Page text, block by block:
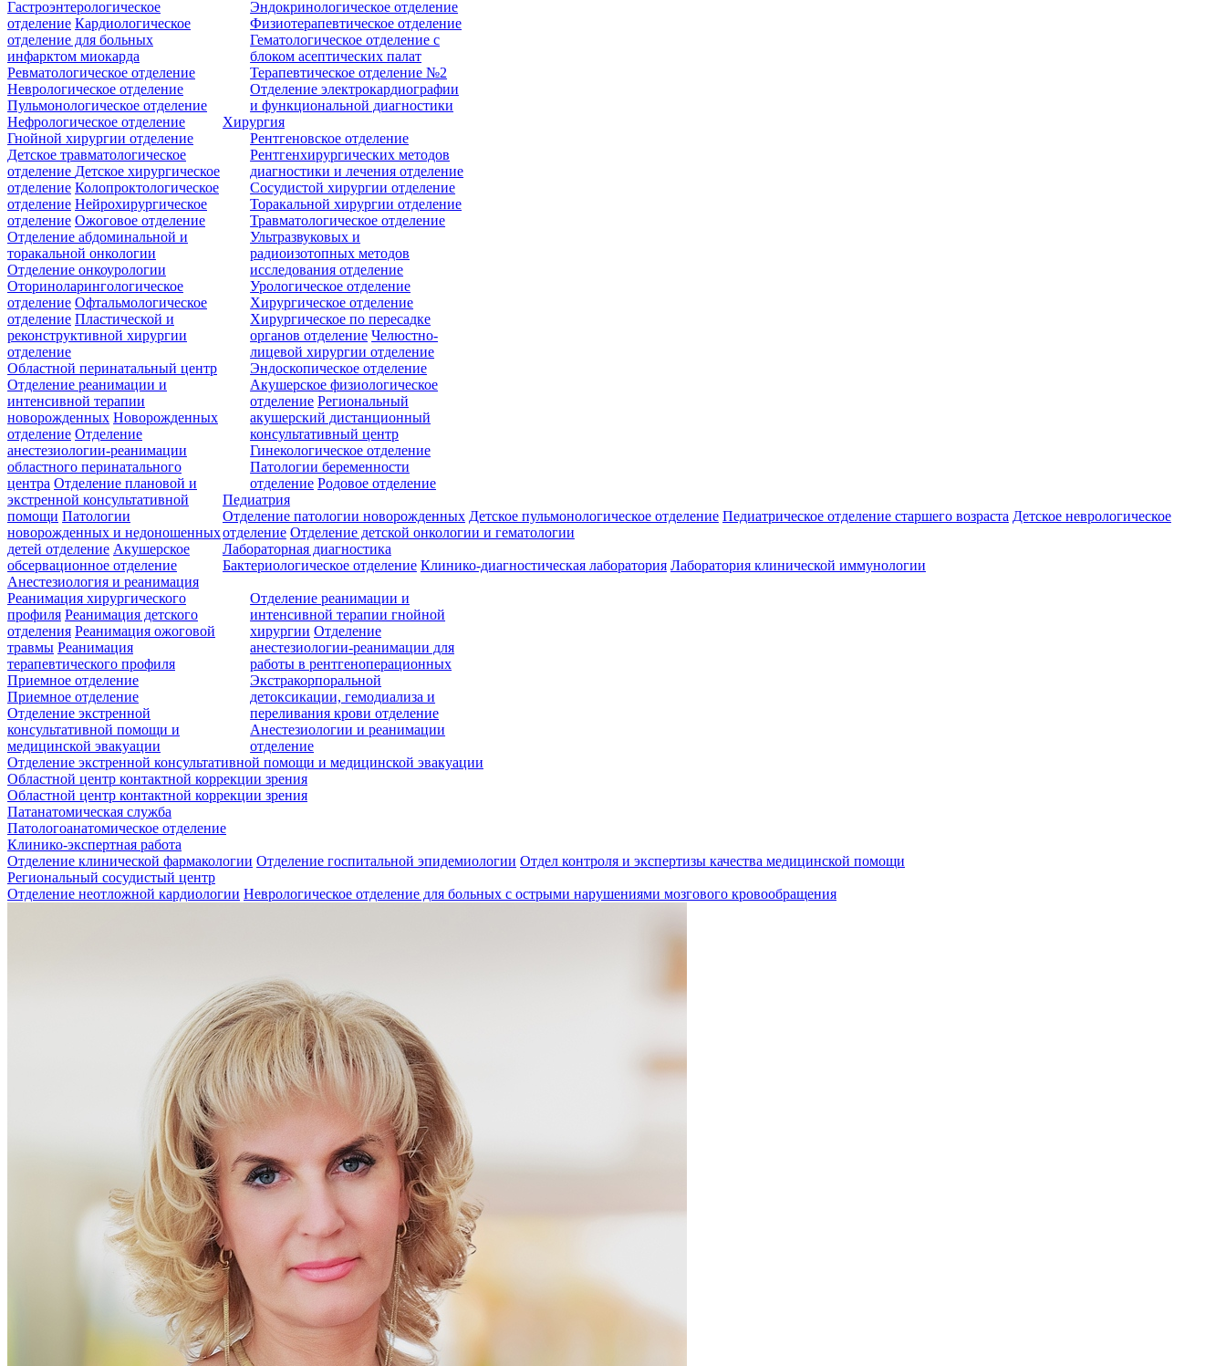
Гастроэнтерологическое
отделение Кардиологическое
отделение для больных
инфарктом миокарда
Ревматологическое отделение
Неврологическое отделение
Пульмонологическое отделение
Нефрологическое отделение
Эндокринологическое отделение
Физиотерапевтическое отделение
Гематологическое отделение с
блоком асептических палат
Терапевтическое отделение №2
Отделение электрокардиографии
и функциональной диагностики
Хирургия
Гнойной хирургии отделение
Детское травматологическое
отделение Детское хирургическое
отделение Колопроктологическое
отделение Нейрохирургическое
отделение Ожоговое отделение
Отделение абдоминальной и
торакальной онкологии
Отделение онкоурологии
Оториноларингологическое
отделение Офтальмологическое
отделение Пластической и
реконструктивной хирургии
отделение
Рентгеновское отделение
Рентгенхирургических методов
диагностики и лечения отделение
Сосудистой хирургии отделение
Торакальной хирургии отделение
Травматологическое отделение
Ультразвуковых и
радиоизотопных методов
исследования отделение
Урологическое отделение
Хирургическое отделение
Хирургическое по пересадке
органов отделение Челюстно-
лицевой хирургии отделение
Эндоскопическое отделение
Областной перинатальный центр
Отделение реанимации и
интенсивной терапии
новорожденных Новорожденных
отделение Отделение
анестезиологии-реанимации
областного перинатального
центра Отделение плановой и
экстренной консультативной
помощи Патологии
новорожденных и недоношенных
детей отделение Акушерское
обсервационное отделение
Акушерское физиологическое
отделение Региональный
акушерский дистанционный
консультативный центр
Гинекологическое отделение
Патологии беременности
отделение Родовое отделение
Педиатрия
Отделение патологии новорожденных Детское пульмонологическое отделение Педиатрическое отделение старшего возраста Детское неврологическое
отделение Отделение детской онкологии и гематологии
Лабораторная диагностика
Бактериологическое отделение Клинико-диагностическая лаборатория Лаборатория клинической иммунологии
Анестезиология и реанимация
Реанимация хирургического
профиля Реанимация детского
отделения Реанимация ожоговой
травмы Реанимация
терапевтического профиля
Отделение реанимации и
интенсивной терапии гнойной
хирургии Отделение
анестезиологии-реанимации для
работы в рентгеноперационных
Экстракорпоральной
детоксикации, гемодиализа и
переливания крови отделение
Анестезиологии и реанимации
отделение
Приемное отделение
Приемное отделение
Отделение экстренной
консультативной помощи и
медицинской эвакуации
Отделение экстренной консультативной помощи и медицинской эвакуации
Областной центр контактной коррекции зрения
Областной центр контактной коррекции зрения
Патанатомическая служба
Патологоанатомическое отделение
Клинико-экспертная работа
Отделение клинической фармакологии Отделение госпитальной эпидемиологии Отдел контроля и экспертизы качества медицинской помощи
Региональный сосудистый центр
Отделение неотложной кардиологии Неврологическое отделение для больных с острыми нарушениями мозгового кровообращения